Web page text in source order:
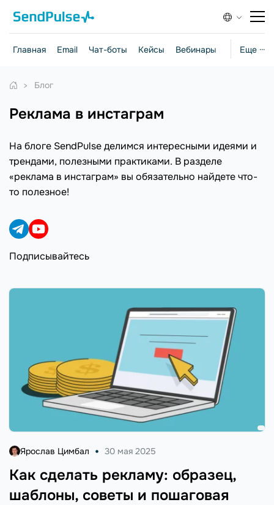
Еще ···
Главная Email Чат-боты Кейсы Вебинары Стратегии
Блог
реклама в инстаграм
На блоге SendPulse делимся интересными идеями и
трендами, полезными практиками. В разделе
«реклама в инстаграм» вы обязательно найдете что-
то полезное!
Подписывайтесь
Как сделать рекламу: образец,
шаблоны, советы и пошаговая
Ярослав Цимбал 30 мая 2025